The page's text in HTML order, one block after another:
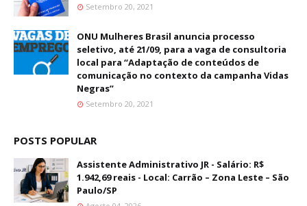
Setembro 20, 2021
ONU Mulheres Brasil anuncia processo
seletivo, até 21/09, para a vaga de consultoria
local para “Adaptação de conteúdos de
comunicação no contexto da campanha Vidas
Negras”
Setembro 20, 2021
POSTS POPULAR
Assistente Administrativo JR - Salário: R$
1.942,69 reais - Local: Carrão – Zona Leste – São
Paulo/SP